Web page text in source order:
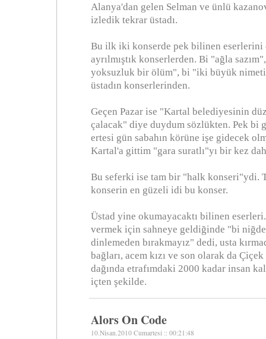
Alanya'dan gelen Selman ve ünlü
izledik tekrar üstadı.
Bu ilk iki konserde pek bilinen eserlerini
ayrılmıştık konserlerden. Bi "ağla
yoksuzluk bir ölüm", bi "iki büyük
üstadın konserlerinden.
Geçen Pazar ise "Kartal belediyesinin
çalacak" diye duydum sözlükten. Pek bi
ertesi gün sabahın körüne işe gidecek
Kartal'a gittim "gara suratlı"yı bir kez
Bu seferki ise tam bir "halk konseri"ydi.
konserin en güzeli idi bu konser.
Üstad yine okumayacaktı bilinen
vermek için sahneye geldiğinde "bi niğde
dinlemeden bırakmayız" dedi, usta
bağları, acem kızı ve son olarak da
dağında etrafımdaki 2000 kadar insan
içten şekilde.
Alors On Code
10.Nisan.2010 Cumartesi :: 00:21:48